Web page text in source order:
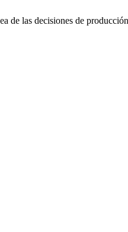
de las decisiones de